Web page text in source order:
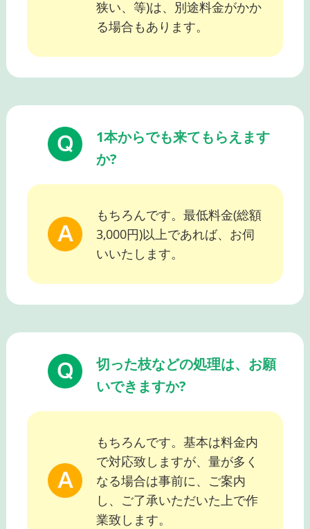
狭い、等)は、別途料金がかか
る場合もあります。
1本からでも来てもらえます
か?
もちろんです。最低料金(総額
3,000円)以上であれば、お伺
いいたします。
切った枝などの処理は、お願
いできますか?
もちろんです。基本は料金内
で対応致しますが、量が多く
なる場合は事前に、ご案内
し、ご了承いただいた上で作
業致します。